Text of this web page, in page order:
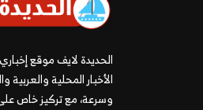
الحديدة لايف موقع
الأخبار المحلية والعربية
وسرعة، مع تركيز خاص